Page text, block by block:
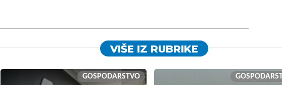
VIŠE IZ RUBRIKE
GOSPODARSTVO